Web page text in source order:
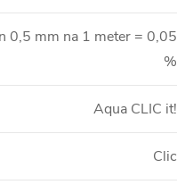
0,5 mm na 1 meter = 0,05
%
Aqua CLIC it!
Clic